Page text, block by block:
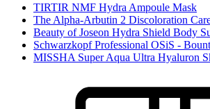
TIRTIR NMF Hydra Ampoule Mask
The Alpha-Arbutin 2 Discoloration
Beauty of Joseon Hydra Shield Body
Schwarzkopf Professional OSiS -
MISSHA Super Aqua Ultra Hyaluron